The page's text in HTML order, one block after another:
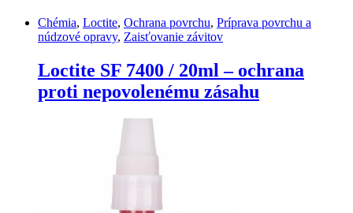
Chémia, Loctite, Ochrana povrchu, Príprava povrchu a
núdzové opravy, Zaisťovanie závitov
Loctite SF 7400 / 20ml – ochrana
proti nepovolenému zásahu